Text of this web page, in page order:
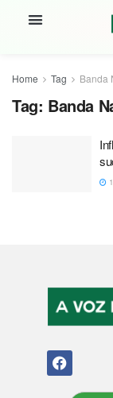
Home Tag Banda
Tag: Banda